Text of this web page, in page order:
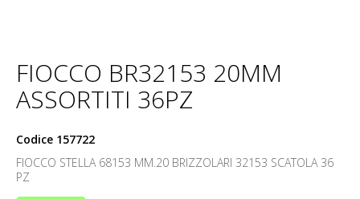
FIOCCO BR32153 20MM
ASSORTITI 36PZ
Codice 157722
FIOCCO STELLA 68153 MM.20 BRIZZOLARI 32153 SCATOLA 36
PZ